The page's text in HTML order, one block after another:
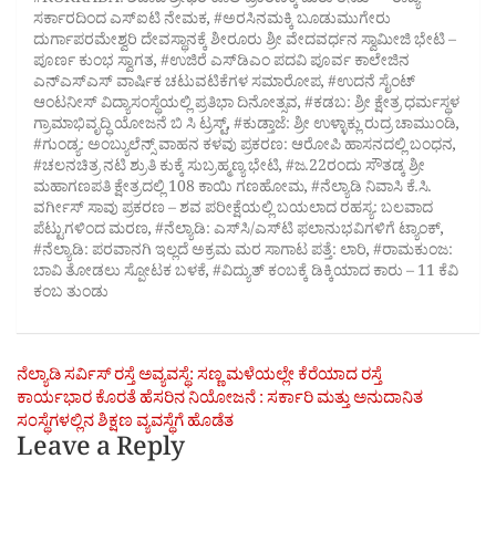
ಸರ್ಕಾರದಿಂದ ಎಸ್‌ಐಟಿ ನೇಮಕ,#ಅರಸಿನಮಕ್ಕಿ ಬೂಡುಮುಗೇರು
ದುರ್ಗಾಪರಮೇಶ್ವರಿ ದೇವಸ್ಥಾನಕ್ಕೆ ಶೀರೂರು ಶ್ರೀ ವೇದವರ್ಧನ ಸ್ವಾಮೀಜಿ ಭೇಟಿ –
ಪೂರ್ಣ ಕುಂಭ ಸ್ವಾಗತ,#ಉಜಿರೆ ಎಸ್‌ಡಿಎಂ ಪದವಿ ಪೂರ್ವ ಕಾಲೇಜಿನ
ಎನ್‌ಎಸ್‌ಎಸ್ ವಾರ್ಷಿಕ ಚಟುವಟಿಕೆಗಳ ಸಮಾರೋಪ,#ಉದನೆ ಸೈಂಟ್
ಆಂಟನೀಸ್‌ ವಿದ್ಯಾಸಂಸ್ಥೆಯಲ್ಲಿ ಪ್ರತಿಭಾ ದಿನೋತ್ಸವ,#ಕಡಬ: ಶ್ರೀ ಕ್ಷೇತ್ರ ಧರ್ಮಸ್ಥಳ
ಗ್ರಾಮಾಭಿವೃದ್ಧಿ ಯೋಜನೆ ಬಿ ಸಿ ಟ್ರಸ್ಟ್‌,#ಕುಡ್ತಾಜೆ: ಶ್ರೀ ಉಳ್ಳಾಕ್ಲು ರುದ್ರ ಚಾಮುಂಡಿ,
#ಗುಂಡ್ಯ: ಅಂಬ್ಯುಲೆನ್ಸ್ ವಾಹನ ಕಳವು ಪ್ರಕರಣ: ಆರೋಪಿ ಹಾಸನದಲ್ಲಿ ಬಂಧನ,
#ಚಲನಚಿತ್ರ ನಟಿ ಶ್ರುತಿ ಕುಕ್ಕೆ ಸುಬ್ರಹ್ಮಣ್ಯ ಭೇಟಿ,#ಜ.22ರಂದು ಸೌತಡ್ಕ ಶ್ರೀ
ಮಹಾಗಣಪತಿ ಕ್ಷೇತ್ರದಲ್ಲಿ 108 ಕಾಯಿ ಗಣಹೋಮ,#ನೆಲ್ಯಾಡಿ ನಿವಾಸಿ ಕೆ.ಸಿ.
ವರ್ಗೀಸ್ ಸಾವು ಪ್ರಕರಣ – ಶವ ಪರೀಕ್ಷೆಯಲ್ಲಿ ಬಯಲಾದ ರಹಸ್ಯ: ಬಲವಾದ
ಪೆಟ್ಟುಗಳಿಂದ ಮರಣ,#ನೆಲ್ಯಾಡಿ: ಎಸ್‌ಸಿ/ಎಸ್‌ಟಿ ಫಲಾನುಭವಿಗಳಿಗೆ ಟ್ಯಾಂಕ್,
#ನೆಲ್ಯಾಡಿ: ಪರವಾನಗಿ ಇಲ್ಲದೆ ಅಕ್ರಮ ಮರ ಸಾಗಾಟ ಪತ್ತೆ: ಲಾರಿ,#ರಾಮಕುಂಜ:
ಬಾವಿ ತೋಡಲು ಸ್ಪೋಟಕ ಬಳಕೆ,#ವಿದ್ಯುತ್ ಕಂಬಕ್ಕೆ ಡಿಕ್ಕಿಯಾದ ಕಾರು – 11 ಕೆವಿ
ಕಂಬ ತುಂಡು
Post
navigation
ನೆಲ್ಯಾಡಿ ಸರ್ವಿಸ್ ರಸ್ತೆ ಅವ್ಯವಸ್ಥೆ: ಸಣ್ಣ ಮಳೆಯಲ್ಲೇ ಕೆರೆಯಾದ ರಸ್ತೆ
ಕಾರ್ಯಭಾರ ಕೊರತೆ ಹೆಸರಿನ ನಿಯೋಜನೆ : ಸರ್ಕಾರಿ ಮತ್ತು ಅನುದಾನಿತ
ಸಂಸ್ಥೆಗಳಲ್ಲಿನ ಶಿಕ್ಷಣ ವ್ಯವಸ್ಥೆಗೆ ಹೊಡೆತ
Leave a Reply